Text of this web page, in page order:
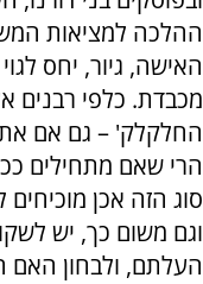
ההלכה למציאות
האישה, גיור, יחס
מכבדת. כלפי רבנים
החלקלק' – גם אם
הרי שאם מתחילים
סוג הזה אכן
וגם משום כך, יש
העלתם, ולבחון האם